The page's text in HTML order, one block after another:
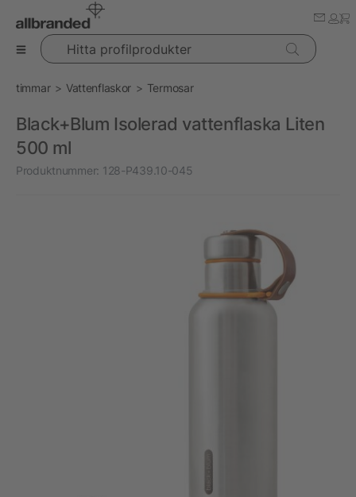
Hitta profilprodukter
timmar Vattenflaskor Termosar
Black+Blum Isolerad vattenflaska Liten
500 ml
Produktnummer: 128-P439.10-045